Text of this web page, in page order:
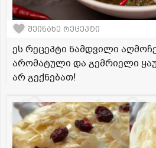
შეინახე რეცეპტი
ეს რეცეპტი ნამდვილი
არომატული და გემრიელი
არ გექნებათ!